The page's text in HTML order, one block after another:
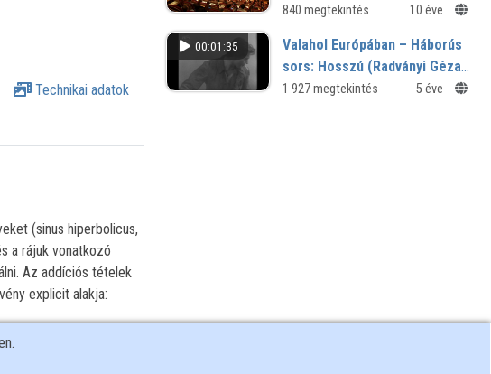
Technikai adatok
(sinus hiperbolicus,
a rájuk vonatkozó
Az addíciós tételek
explicit alakja:
hogy kilóg a lóláb?
840 megtekintés 10 éve
00:01:35
Valahol Európában – Háborús
sors: Hosszú (Radványi Géza,
1947, részlet)
1 927 megtekintés 5 éve